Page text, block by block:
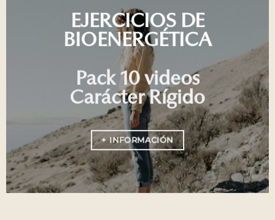
EJERCICIOS DE
BIOENERGÉTICA
Pack 10 videos
Carácter Rígido
+ INFORMACIÓN